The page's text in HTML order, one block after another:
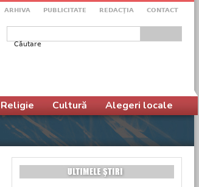
ARHIVA PUBLICITATE REDACŢIA CONTACT
Formular de căutare
Religie Cultură Alegeri locale